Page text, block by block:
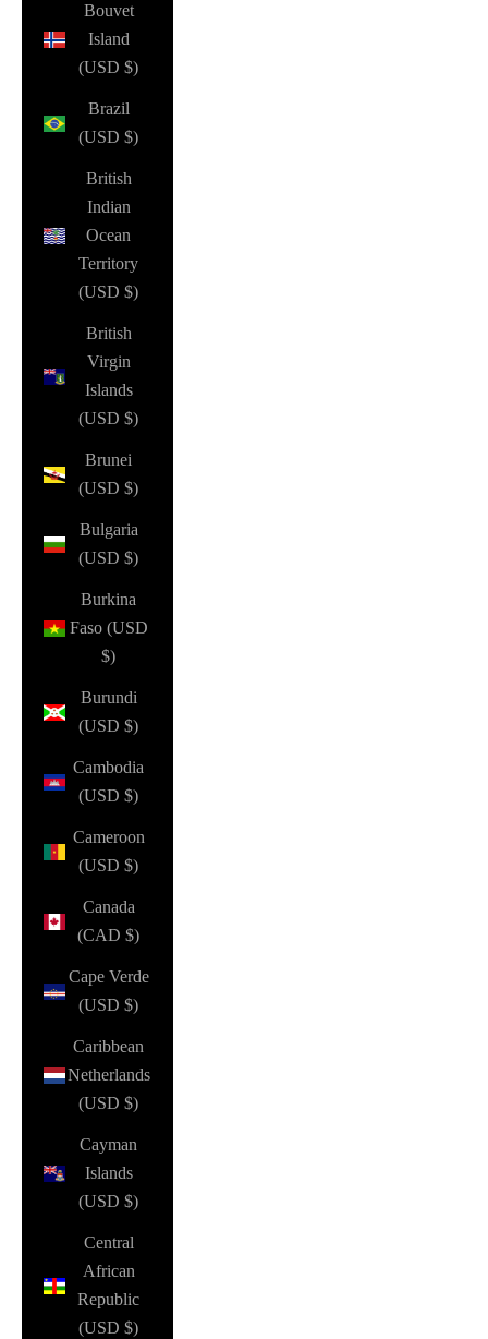
Bouvet
Island
(USD $)
Brazil
(USD $)
British
Indian
Ocean
Territory
(USD $)
British
Virgin
Islands
(USD $)
Brunei
(USD $)
Bulgaria
(USD $)
Burkina
Faso (USD
$)
Burundi
(USD $)
Cambodia
(USD $)
Cameroon
(USD $)
Canada
(CAD $)
Cape Verde
(USD $)
Caribbean
Netherlands
(USD $)
Cayman
Islands
(USD $)
Central
African
Republic
(USD $)